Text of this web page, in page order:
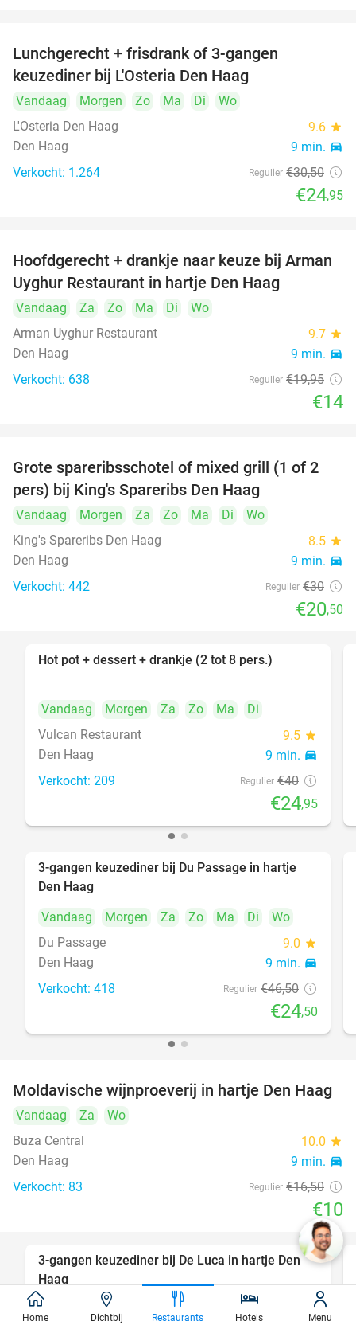
Lunchgerecht + frisdrank of 3-gangen
keuzediner bij L'Osteria Den Haag
Vandaag Morgen Zo Ma Di
Wo
L'Osteria Den Haag
9.6 star
Den Haag 9 min. directions_car
Verkocht: 1.264 Regulier €30,50
€24,95
30%
Hoofdgerecht + drankje naar keuze bij Arman
Uyghur Restaurant in hartje Den Haag
Vandaag Za Zo Ma Di
Wo
Arman Uyghur Restaurant
9.7 star
Den Haag 9 min. directions_car
Verkocht: 638 Regulier €19,95
€14
32%
Grote spareribsschotel of mixed grill (1 of 2
pers) bij King's Spareribs Den Haag
Vandaag Morgen Za Zo Ma Di
Wo
King's Spareribs Den Haag
8.5 star
Den Haag 9 min. directions_car
Verkocht: 442 Regulier €30
€20,50
Hot pot + dessert + drankje (2 tot 8 pers.)
Vandaag Morgen Za Zo Ma
Di
Vulcan Restaurant
9.5 star
Den Haag 9 min. directions_car
Verkocht: 209 Regulier €40
€24,95
47%
3-gangen keuzediner bij Du Passage in hartje
Den Haag
Vandaag
Morgen Za Zo Ma Di
Wo
Du Passage
9.0 star
Den Haag 9 min. directions_car
Verkocht: 418 Regulier €46,50
€24,50
39%
Moldavische wijnproeverij in hartje Den Haag
Vandaag Za
Wo
Buza Central
10.0 star
Den Haag 9 min. directions_car
Verkocht: 83 Regulier €16,50
€10
47%
3-gangen keuzediner bij De Luca in hartje Den
Haag
Vandaag
Morgen Za
Home Dichtbij Restaurants Hotels Menu